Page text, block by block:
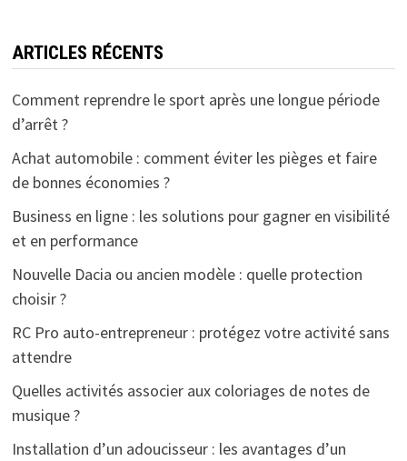
ARTICLES RÉCENTS
Comment reprendre le sport après une longue période
d’arrêt ?
Achat automobile : comment éviter les pièges et faire
de bonnes économies ?
Business en ligne : les solutions pour gagner en visibilité
et en performance
Nouvelle Dacia ou ancien modèle : quelle protection
choisir ?
RC Pro auto-entrepreneur : protégez votre activité sans
attendre
Quelles activités associer aux coloriages de notes de
musique ?
Installation d’un adoucisseur : les avantages d’un